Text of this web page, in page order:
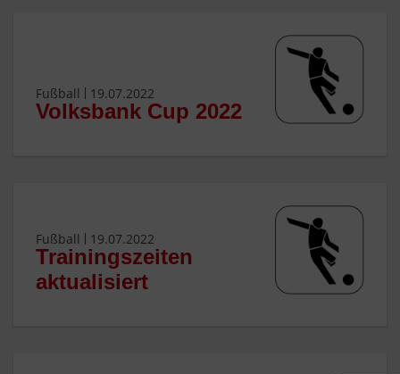
Fußball 19.07.2022
Volksbank Cup 2022
Fußball 19.07.2022
Trainingszeiten
aktualisiert